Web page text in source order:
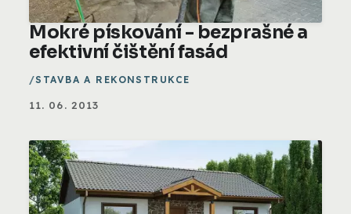
Mokré pískování - bezprašné a
efektivní čištění fasád
STAVBA A REKONSTRUKCE
11. 06. 2013